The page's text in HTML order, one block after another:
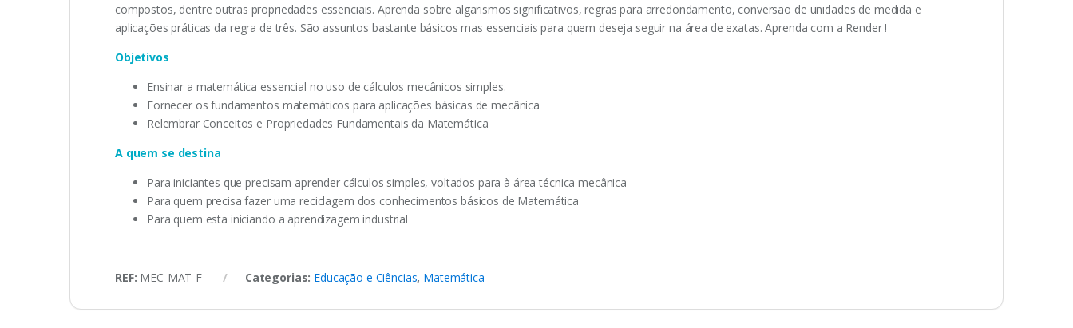
compostos, dentre outras propriedades essenciais. Aprenda sobre algarismos significativos, regras para arredondamento, conversão de unidades de medida e
aplicações práticas da regra de três. São assuntos bastante básicos mas essenciais para quem deseja seguir na área de exatas. Aprenda com a Render !
Objetivos
Ensinar a matemática essencial no uso de cálculos mecânicos simples.
Fornecer os fundamentos matemáticos para aplicações básicas de mecânica
Relembrar Conceitos e Propriedades Fundamentais da Matemática
A quem se destina
Para iniciantes que precisam aprender cálculos simples, voltados para à área técnica mecânica
Para quem precisa fazer uma reciclagem dos conhecimentos básicos de Matemática
Para quem esta iniciando a aprendizagem industrial
REF: MEC-MAT-F Categorias: Educação e Ciências, Matemática